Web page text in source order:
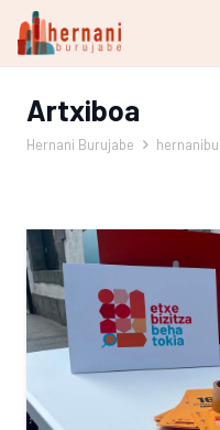
Artxiboa
Hernani Burujabe